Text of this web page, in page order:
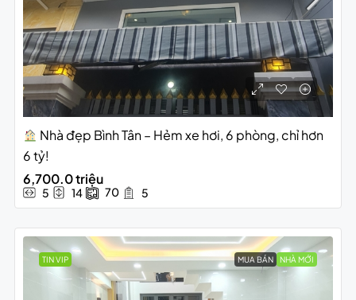
Nhà đẹp Bình Tân – Hẻm xe hơi, 6 phòng, chỉ hơn
6 tỷ!
6,700.0 triệu
5 14 70 5
TIN VIP MUA BÁN NHÀ MỚI